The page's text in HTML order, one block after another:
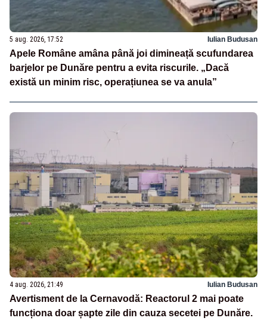
5 aug. 2026, 17:52 Iulian Budusan
Apele Române amâna până joi dimineață scufundarea
barjelor pe Dunăre pentru a evita riscurile. „Dacă
există un minim risc, operațiunea se va anula”
4 aug. 2026, 21:49 Iulian Budusan
Avertisment de la Cernavodă: Reactorul 2 mai poate
funcționa doar șapte zile din cauza secetei pe Dunăre.